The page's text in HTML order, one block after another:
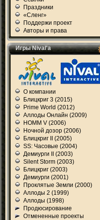
Праздники
«Сленг»
Поддержи проект
Авторы и права
Игры Nival'а
О компании
Блицкриг 3 (2015)
Prime World (2012)
Аллоды Онлайн (2009)
HOMM V (2006)
Ночной дозор (2006)
Блицкриг II (2005)
SS: Часовые (2004)
Демиурги II (2003)
Silent Storm (2003)
Блицкриг (2003)
Демиурги (2001)
Проклятые Земли (2000)
Аллоды 2 (1999)
Аллоды (1998)
Продюсирование
Отмененные проекты